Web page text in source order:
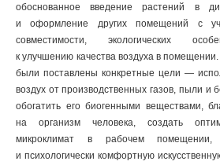
обоснованное введение растений в
и оформление других помещений с
совместимости, экологических
к улучшению качества воздуха в
были поставлены конкретные цели —
воздух от производственных газов, пыли и
обогатить его биогенными веществами,
на организм человека, создать
микроклимат в рабочем помещении,
и психологически комфортную